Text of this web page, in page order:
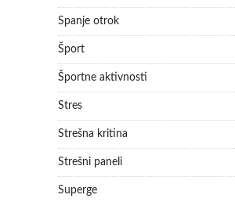
Spanje otrok
Šport
Športne aktivnosti
Stres
Strešna kritina
Strešni paneli
Superge